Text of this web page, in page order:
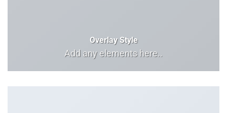
Overlay Style
Add any elements here..